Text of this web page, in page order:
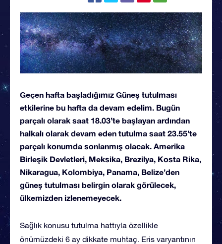
Geçen hafta başladığımız Güneş tutulması
etkilerine bu hafta da devam edelim. Bugün
parçalı olarak saat 18.03’te başlayan ardından
halkalı olarak devam eden tutulma saat 23.55’te
parçalı konumda sonlanmış olacak. Amerika
Birleşik Devletleri, Meksika, Brezilya, Kosta Rika,
Nikaragua, Kolombiya, Panama, Belize’den
güneş tutulması belirgin olarak görülecek,
ülkemizden izlenemeyecek.
Sağlık konusu tutulma hattıyla özellikle
önümüzdeki 6 ay dikkate muhtaç. Eris varyantının